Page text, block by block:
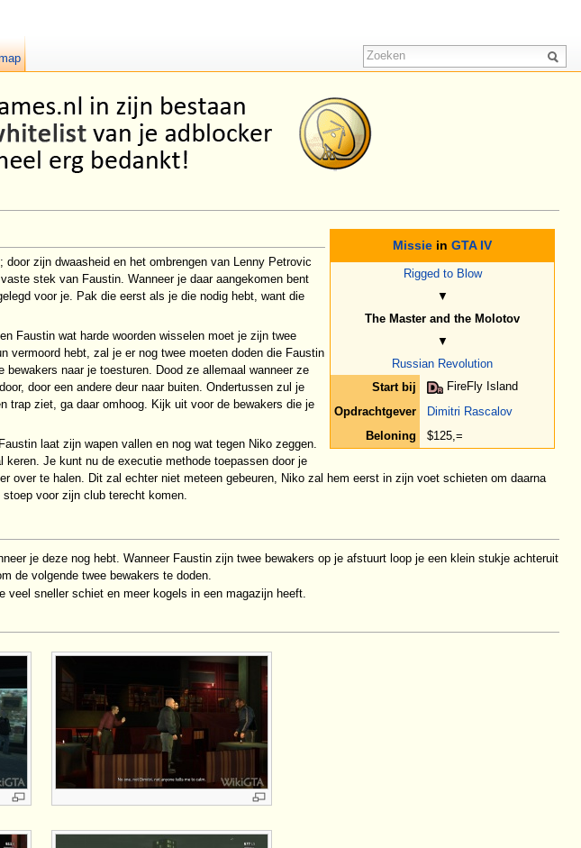
Missie in GTA IV
Rigged to Blow
▼
The Master and the Molotov
▼
Russian Revolution
Start bij
FireFly Island
Opdrachtgever
Dimitri Rascalov
Beloning
$125,=
zijn dwaasheid en het ombrengen van Lenny Petrovic
stek van Faustin. Wanneer je daar aangekomen bent
voor je. Pak die eerst als je die nodig hebt, want die
Faustin wat harde woorden wisselen moet je zijn twee
vermoord hebt, zal je er nog twee moeten doden die Faustin
naar je toesturen. Dood ze allemaal wanneer ze
door een andere deur naar buiten. Ondertussen zul je
trap ziet, ga daar omhoog. Kijk uit voor de bewakers die je
laat zijn wapen vallen en nog wat tegen Niko zeggen.
Je kunt nu de executie methode toepassen door je
over te halen. Dit zal echter niet meteen gebeuren, Niko zal hem eerst in zijn voet schieten om daarna
voor zijn club terecht komen.
je deze nog hebt. Wanneer Faustin zijn twee bewakers op je afstuurt loop je een klein stukje achteruit
de volgende twee bewakers te doden.
sneller schiet en meer kogels in een magazijn heeft.